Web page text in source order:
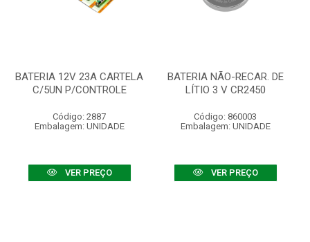
BATERIA 12V 23A CARTELA
C/5UN P/CONTROLE
Código: 2887
Embalagem: UNIDADE
VER PREÇO
BATERIA NÃO-RECAR. DE
LÍTIO 3 V CR2450
Código: 860003
Embalagem: UNIDADE
VER PREÇO